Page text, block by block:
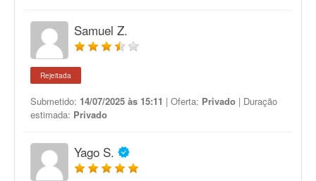
Samuel Z.
Rejeitada
Submetido: 14/07/2025 às 15:11 | Oferta: Privado | Duração
estimada: Privado
Yago S.